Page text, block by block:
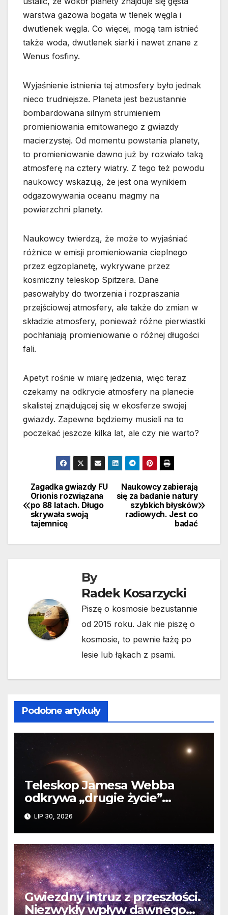
warstwa gazowa bogata w tlenek węgla i
dwutlenek węgla. Co więcej, mogą tam istnieć
także woda, dwutlenek siarki i nawet znane z
Wenus fosfiny.
Wyjaśnienie istnienia tej atmosfery było jednak
nieco trudniejsze. Planeta jest bezustannie
bombardowana silnym strumieniem
promieniowania emitowanego z gwiazdy
macierzystej. Od momentu powstania planety,
to promieniowanie dawno już by rozwiało taką
atmosferę na cztery wiatry. Z tego też powodu
naukowcy wskazują, że jest ona wynikiem
odgazowywania oceanu magmy na
powierzchni planety.
Naukowcy twierdzą, że może to wyjaśniać
różnice w emisji promieniowania cieplnego
przez egzoplanetę, wykrywane przez
kosmiczny teleskop Spitzera. Dane
pasowałyby do tworzenia i rozpraszania
przejściowej atmosfery, ale także do zmian w
składzie atmosfery, ponieważ różne pierwiastki
pochłaniają promieniowanie o różnej długości
fali.
Apetyt rośnie w miarę jedzenia, więc teraz
czekamy na odkrycie atmosfery na planecie
skalistej znajdującej się w ekosferze swojej
gwiazdy. Zapewne będziemy musieli na to
poczekać jeszcze kilka lat, ale czy nie warto?
Nawigacja
wpisu
Naukowcy zabierają
się za badanie natury
szybkich błysków
radiowych. Jest co
badać
Zagadka gwiazdy FU
Orionis rozwiązana
po 88 latach. Długo
skrywała swoją
tajemnicę
By
Radek Kosarzycki
Piszę o kosmosie bezustannie
od 2015 roku. Jak nie piszę o
kosmosie, to pewnie łażę po
lesie lub łąkach z psami.
Podobne artykuły
Teleskop Jamesa Webba
odkrywa „drugie życie”
planety krążącej wokół
martwej gwiazdy
LIP 30, 2026
Gwiezdny intruz z przeszłości.
Niezwykły wpływ dawnego